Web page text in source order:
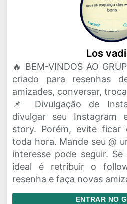
Los
🔥 BEM-VINDOS AO
criado para resenhas
amizades, conversar,
📌 Divulgação de
divulgar seu Instagram
story. Porém, evite ficar
toda hora. Mande seu @
interesse pode seguir.
ideal é retribuir o
resenha e faça novas
ENTRAR NO